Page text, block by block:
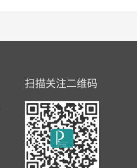
扫描关注二维码